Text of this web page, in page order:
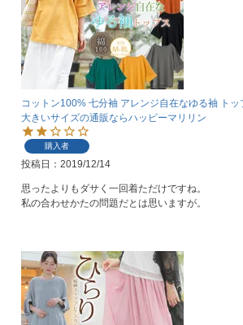
コットン100% 七分袖 アレンジ自在なゆる袖 トッ
大きいサイズの通販ならハッピーマリリン
購入者
投稿日 2019/12/14
思ったよりもダサく一回着ただけですね。
私の合わせかたの問題だとは思いますが。